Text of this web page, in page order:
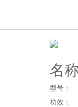
名
型号：
功效：